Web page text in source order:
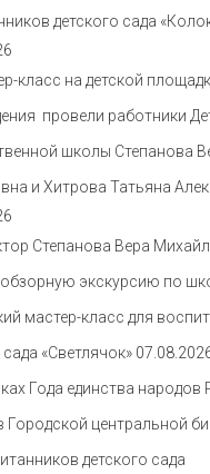
детского сада
класс на детской
провели работники
школы Степанова
и Хитрова Татьяна
Степанова Вера
экскурсию по
мастер-класс для
сада «Светлячок»
Года единства народов
Городской центральной
детского сада